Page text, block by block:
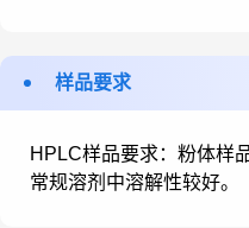
样品要求
HPLC样品要求：粉体样
常规溶剂中溶解性较好。